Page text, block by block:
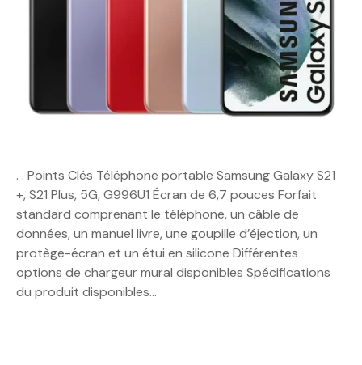
. . Points Clés Téléphone portable Samsung Galaxy S21
+, S21 Plus, 5G, G996U1 Écran de 6,7 pouces Forfait
standard comprenant le téléphone, un câble de
données, un manuel livre, une goupille d’éjection, un
protège-écran et un étui en silicone Différentes
options de chargeur mural disponibles Spécifications
du produit disponibles…